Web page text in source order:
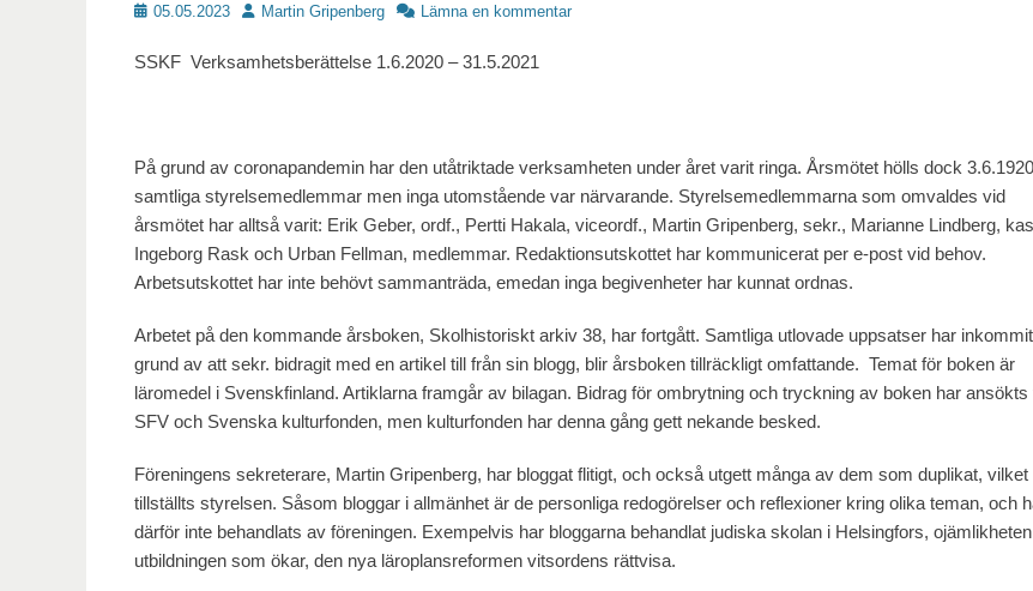
Publicerat
05.05.2023 Författare
Martin Gripenberg Lämna en kommentar
SSKF Verksamhetsberättelse 1.6.2020 – 31.5.2021
På grund av coronapandemin har den utåtriktade verksamheten under året varit ringa. Årsmötet hölls dock
samtliga styrelsemedlemmar men inga utomstående var närvarande. Styrelsemedlemmarna som omvaldes vid
årsmötet har alltså varit: Erik Geber, ordf., Pertti Hakala, viceordf., Martin Gripenberg, sekr., Marianne Lindberg,
Ingeborg Rask och Urban Fellman, medlemmar. Redaktionsutskottet har kommunicerat per e-post vid behov.
Arbetsutskottet har inte behövt sammanträda, emedan inga begivenheter har kunnat ordnas.
Arbetet på den kommande årsboken, Skolhistoriskt arkiv 38, har fortgått. Samtliga utlovade uppsatser har
grund av att sekr. bidragit med en artikel till från sin blogg, blir årsboken tillräckligt omfattande. Temat för boken är
läromedel i Svenskfinland. Artiklarna framgår av bilagan. Bidrag för ombrytning och tryckning av boken har ansökts
SFV och Svenska kulturfonden, men kulturfonden har denna gång gett nekande besked.
Föreningens sekreterare, Martin Gripenberg, har bloggat flitigt, och också utgett många av dem som duplikat, vilket
tillställts styrelsen. Såsom bloggar i allmänhet är de personliga redogörelser och reflexioner kring olika teman, och
därför inte behandlats av föreningen. Exempelvis har bloggarna behandlat judiska skolan i Helsingfors,
utbildningen som ökar, den nya läroplansreformen vitsordens rättvisa.